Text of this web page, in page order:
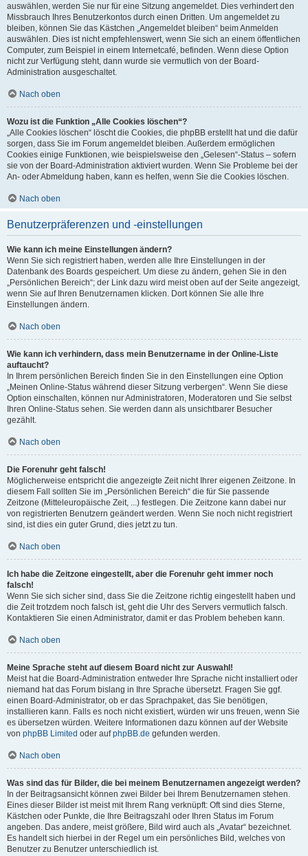
auswählen, werden Sie nur für eine Sitzung angemeldet. Dies verhindert den
Missbrauch Ihres Benutzerkontos durch einen Dritten. Um angemeldet zu
bleiben, können Sie das Kästchen „Angemeldet bleiben“ beim Anmelden
auswählen. Dies ist nicht empfehlenswert, wenn Sie sich an einem öffentlichen
Computer, zum Beispiel in einem Internetcafé, befinden. Wenn diese Option
nicht zur Verfügung steht, dann wurde sie vermutlich von der Board-
Administration ausgeschaltet.
Nach oben
Wozu ist die Funktion „Alle Cookies löschen“?
„Alle Cookies löschen“ löscht die Cookies, die phpBB erstellt hat und die dafür
sorgen, dass Sie im Forum angemeldet bleiben. Außerdem ermöglichen
Cookies einige Funktionen, wie beispielsweise den „Gelesen“-Status – sofern
sie von der Board-Administration aktiviert wurden. Wenn Sie Probleme bei der
An- oder Abmeldung haben, kann es helfen, wenn Sie die Cookies löschen.
Nach oben
Benutzerpräferenzen und -einstellungen
Wie kann ich meine Einstellungen ändern?
Wenn Sie sich registriert haben, werden alle Ihre Einstellungen in der
Datenbank des Boards gespeichert. Um diese zu ändern, gehen Sie in den
„Persönlichen Bereich“; der Link dazu wird meist oben auf der Seite angezeigt,
wenn Sie auf Ihren Benutzernamen klicken. Dort können Sie alle Ihre
Einstellungen ändern.
Nach oben
Wie kann ich verhindern, dass mein Benutzername in der Online-Liste
auftaucht?
In Ihrem persönlichen Bereich finden Sie in den Einstellungen eine Option
„Meinen Online-Status während dieser Sitzung verbergen“. Wenn Sie diese
Option einschalten, können nur Administratoren, Moderatoren und Sie selbst
Ihren Online-Status sehen. Sie werden dann als unsichtbarer Besucher
gezählt.
Nach oben
Die Forenuhr geht falsch!
Möglicherweise entspricht die angezeigte Zeit nicht Ihrer eigenen Zeitzone. In
diesem Fall sollten Sie im „Persönlichen Bereich“ die für Sie passende
Zeitzone (Mitteleuropäische Zeit, ...) festlegen. Die Zeitzone kann dabei nur
von registrierten Benutzern geändert werden. Wenn Sie noch nicht registriert
sind, ist dies ein guter Grund, dies jetzt zu tun.
Nach oben
Ich habe die Zeitzone eingestellt, aber die Forenuhr geht immer noch
falsch!
Wenn Sie sich sicher sind, dass Sie die Zeitzone richtig eingestellt haben und
die Zeit trotzdem noch falsch ist, geht die Uhr des Servers vermutlich falsch.
Kontaktieren Sie einen Administrator, damit er das Problem beheben kann.
Nach oben
Meine Sprache steht auf diesem Board nicht zur Auswahl!
Meist hat die Board-Administration entweder Ihre Sprache nicht installiert oder
niemand hat das Forum bislang in Ihre Sprache übersetzt. Fragen Sie ggf.
einen Board-Administrator, ob er das Sprachpaket, das Sie benötigen,
installieren kann. Falls es noch nicht existiert, würden wir uns freuen, wenn Sie
es übersetzen würden. Weitere Informationen dazu können auf der Website
von phpBB Limited oder aufphpBB.de gefunden werden.
Nach oben
Was sind das für Bilder, die bei meinem Benutzernamen angezeigt werden?
In der Beitragsansicht können zwei Bilder bei Ihrem Benutzernamen stehen.
Eines dieser Bilder ist meist mit Ihrem Rang verknüpft: Oft sind dies Sterne,
Kästchen oder Punkte, die Ihre Beitragszahl oder Ihren Status im Forum
angeben. Das andere, meist größere, Bild wird auch als „Avatar“ bezeichnet.
Es handelt sich hierbei in der Regel um ein persönliches Bild, welches von
Benutzer zu Benutzer unterschiedlich ist.